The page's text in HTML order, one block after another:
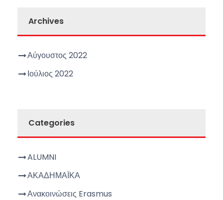
Archives
Αύγουστος 2022
Ιούλιος 2022
Categories
ALUMNI
ΑΚΑΔΗΜΑΪΚΑ
Ανακοινώσεις Erasmus